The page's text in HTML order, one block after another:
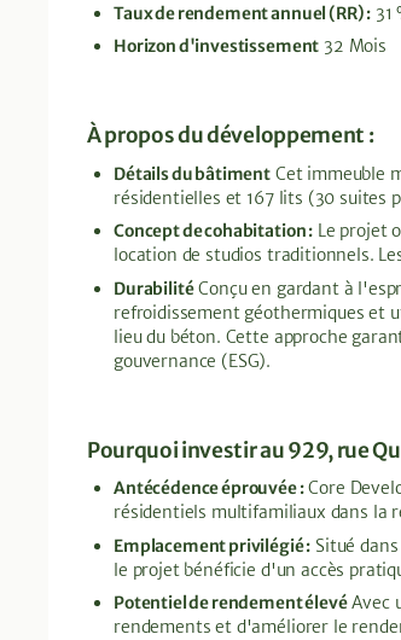
Taux de rendement annuel (RR) : 31
Horizon d'investissement 32 Mois
À propos du développement :
Détails du bâtimentCet immeuble
résidentielles et 167 lits (30 suites
Concept de cohabitation : Le projet
location de studios traditionnels.
DurabilitéConçu en gardant à
refroidissement géothermiques et
lieu du béton. Cette approche
gouvernance (ESG).
Pourquoi investir au 929, rue
Antécédence éprouvée :Core
résidentiels multifamiliaux dans la
Emplacement privilégié : Situé
le projet bénéficie d'un accès
Potentiel de rendement élevéAvec
rendements et d'améliorer le